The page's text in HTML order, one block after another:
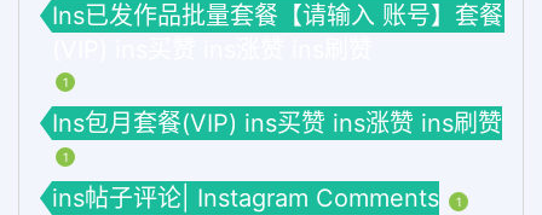
Ins已发作品批量套餐【请输入 账号】套餐
1
Ins包月套餐(VIP) ins买赞 ins涨赞 ins刷赞
1
ins帖子评论| Instagram Comments 1